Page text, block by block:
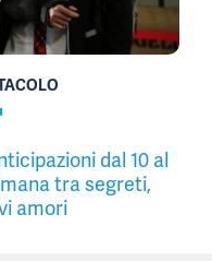
dal 10 al
tra segreti,
amori